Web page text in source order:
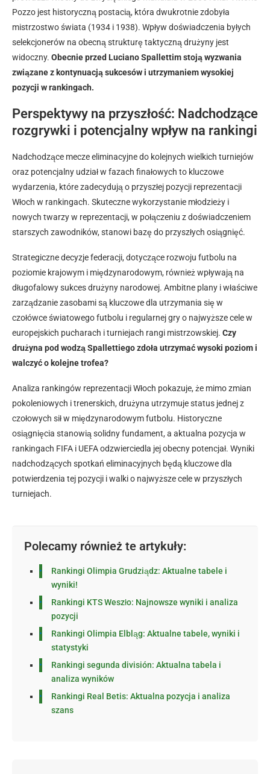
Pozzo jest historyczną postacią, która dwukrotnie zdobyła
mistrzostwo świata (1934 i 1938). Wpływ doświadczenia byłych
selekcjonerów na obecną strukturę taktyczną drużyny jest
widoczny. Obecnie przed Luciano Spallettim stoją wyzwania
związane z kontynuacją sukcesów i utrzymaniem wysokiej
pozycji w rankingach.
Perspektywy na przyszłość: Nadchodzące
rozgrywki i potencjalny wpływ na rankingi
Nadchodzące mecze eliminacyjne do kolejnych wielkich turniejów
oraz potencjalny udział w fazach finałowych to kluczowe
wydarzenia, które zadecydują o przyszłej pozycji reprezentacji
Włoch w rankingach. Skuteczne wykorzystanie młodzieży i
nowych twarzy w reprezentacji, w połączeniu z doświadczeniem
starszych zawodników, stanowi bazę do przyszłych osiągnięć.
Strategiczne decyzje federacji, dotyczące rozwoju futbolu na
poziomie krajowym i międzynarodowym, również wpływają na
długofalowy sukces drużyny narodowej. Ambitne plany i właściwe
zarządzanie zasobami są kluczowe dla utrzymania się w
czołówce światowego futbolu i regularnej gry o najwyższe cele w
europejskich pucharach i turniejach rangi mistrzowskiej. Czy
drużyna pod wodzą Spallettiego zdoła utrzymać wysoki poziom i
walczyć o kolejne trofea?
Analiza rankingów reprezentacji Włoch pokazuje, że mimo zmian
pokoleniowych i trenerskich, drużyna utrzymuje status jednej z
czołowych sił w międzynarodowym futbolu. Historyczne
osiągnięcia stanowią solidny fundament, a aktualna pozycja w
rankingach FIFA i UEFA odzwierciedla jej obecny potencjał. Wyniki
nadchodzących spotkań eliminacyjnych będą kluczowe dla
potwierdzenia tej pozycji i walki o najwyższe cele w przyszłych
turniejach.
Polecamy również te artykuły:
Rankingi Olimpia Grudziądz: Aktualne tabele i
wyniki!
Rankingi KTS Weszło: Najnowsze wyniki i analiza
pozycji
Rankingi Olimpia Elbląg: Aktualne tabele, wyniki i
statystyki
Rankingi segunda división: Aktualna tabela i
analiza wyników
Rankingi Real Betis: Aktualna pozycja i analiza
szans